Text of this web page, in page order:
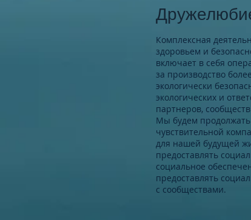
Комплексная
здоровьем и
включает в себя
за производство
экологически
экологических и
партнеров,
Мы будем продолжать
чувствительной
для нашей будущей
предоставлять
социальное
предоставлять
с сообществами.